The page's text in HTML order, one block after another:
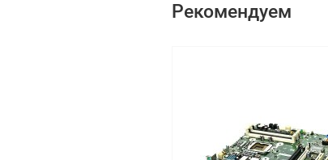
Рекомендуем